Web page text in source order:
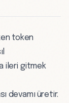
token
ileri gitmek
devamı üretir.